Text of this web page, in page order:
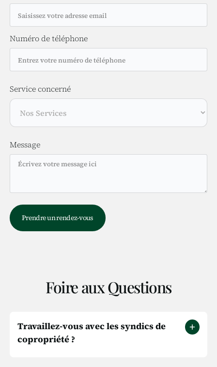
Numéro de téléphone
Service concerné
Message
Foire aux Questions
Travaillez-vous avec les syndics de
copropriété ?